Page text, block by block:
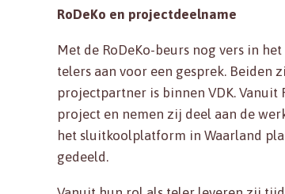
RoDeKo en projectdeelname
Met de RoDeKo-beurs nog vers in
telers aan voor een gesprek. Beiden
projectpartner is binnen VDK.
project en nemen zij deel aan de
het sluitkoolplatform in Waarland
gedeeld.